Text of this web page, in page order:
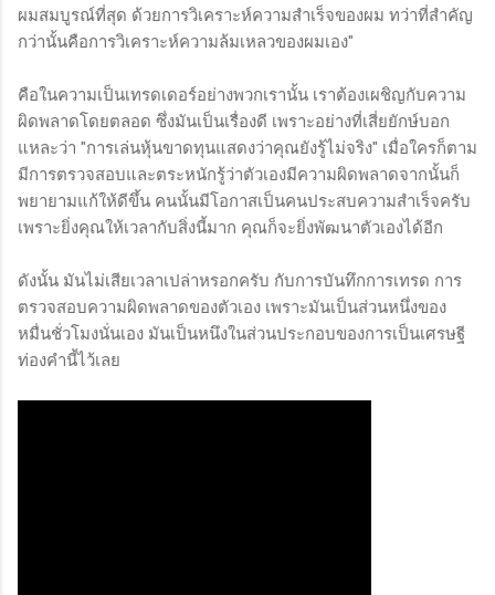
ผมสมบูรณ์ที่สุด ด้วยการวิเคราะห์ความสำเร็จของผม ทว่าที่สำคัญ
กว่านั้นคือการวิเคราะห์ความล้มเหลวของผมเอง"
คือในความเป็นเทรดเดอร์อย่างพวกเรานั้น เราต้องเผชิญกับความ
ผิดพลาดโดยตลอด ซึ่งมันเป็นเรื่องดี เพราะอย่างที่เสี่ยยักษ์บอก
แหละว่า "การเล่นหุ้นขาดทุนแสดงว่าคุณยังรู้ไม่จริง" เมื่อใครก็ตาม
มีการตรวจสอบและตระหนักรู้ว่าตัวเองมีความผิดพลาดจากนั้นก็
พยายามแก้ให้ดีขึ้น คนนั้นมีโอกาสเป็นคนประสบความสำเร็จครับ
เพราะยิ่งคุณให้เวลากับสิ่งนี้มาก คุณก็จะยิ่งพัฒนาตัวเองได้อีก
ดังนั้น มันไม่เสียเวลาเปล่าหรอกครับ กับการบันทึกการเทรด การ
ตรวจสอบความผิดพลาดของตัวเอง เพราะมันเป็นส่วนหนึ่งของ
หมื่นชั่วโมงนั่นเอง มันเป็นหนึงในส่วนประกอบของการเป็นเศรษฐี
ท่องคำนี้ไว้เลย